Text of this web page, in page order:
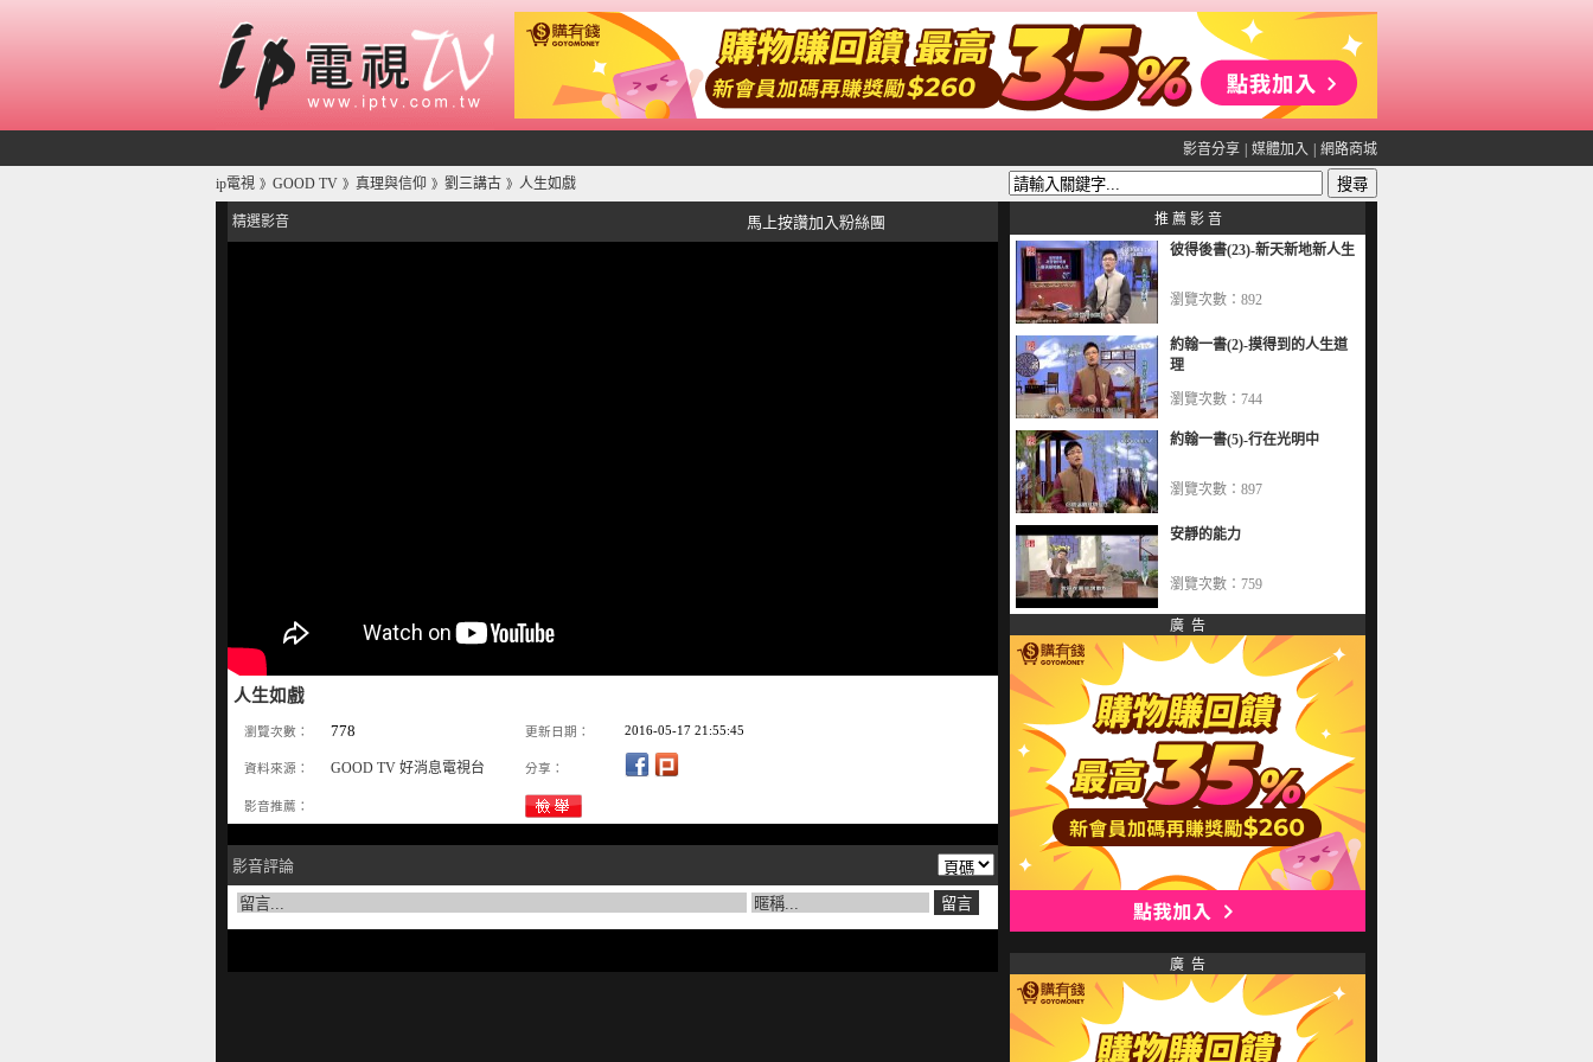
影音分享 媒體加入 網路商城
ip電視 》 GOOD TV 》 真理與信仰 》 劉三講古 》 人生如戲
精選影音 馬上按讚加入粉絲團
人生如戲
瀏覽次數： 778 更新日期： 2016-05-17 21:55:45
資料來源： GOOD TV 好消息電視台 分享：
影音推薦：
影音評論
推 薦 影 音
彼得後書(23)-新天新地新人生
瀏覽次數：892
約翰一書(2)-摸得到的人生道
理
瀏覽次數：744
約翰一書(5)-行在光明中
瀏覽次數：897
安靜的能力
瀏覽次數：759
廣 告
廣 告